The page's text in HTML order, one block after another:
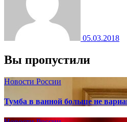
05.03.2018
Вы пропустили
Новости России
Тумба в ванной больше не